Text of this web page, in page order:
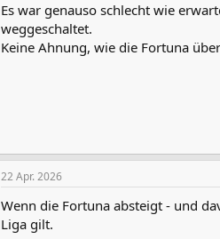
Es war genauso schlecht wie
weggeschaltet.
Keine Ahnung, wie die Fortuna
22 Apr. 2026
Wenn die Fortuna absteigt - und
Liga gilt.